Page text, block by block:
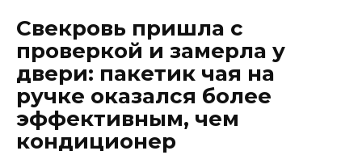
Свекровь пришла с
проверкой и замерла у
двери: пакетик чая на
ручке оказался более
эффективным, чем
кондиционер